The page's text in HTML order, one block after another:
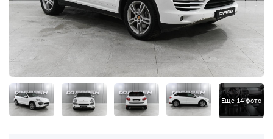
Еще 14 фото